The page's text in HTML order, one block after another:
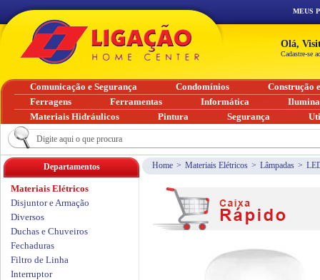
Home > Materiais Elétricos > Lâmpadas >
Departamentos
Materiais Elétricos
Disjuntor e Armação
Diversos
Duchas e Chuveiros
Fechaduras
Filtro de Linha
Interruptor
MEUS
Olá,
Cadastre-se
Comunicação e Segurança Condomínios
Construção
Ferragens
Ferramentas Informática
Materiais Hidráulicos
Pintura Segurança